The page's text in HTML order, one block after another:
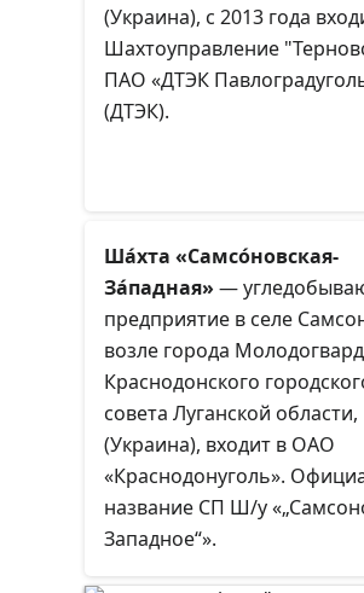
(Украина), с 2013 года
Шахтоуправление
ПАО «ДТЭК
(ДТЭК).
Ша́хта «Самсо́новская-
За́падная» —
предприятие в селе
возле города
Краснодонского
совета Луганской области,
(Украина), входит в ОАО
«Краснодонуголь».
название СП Ш/у
Западноe“».